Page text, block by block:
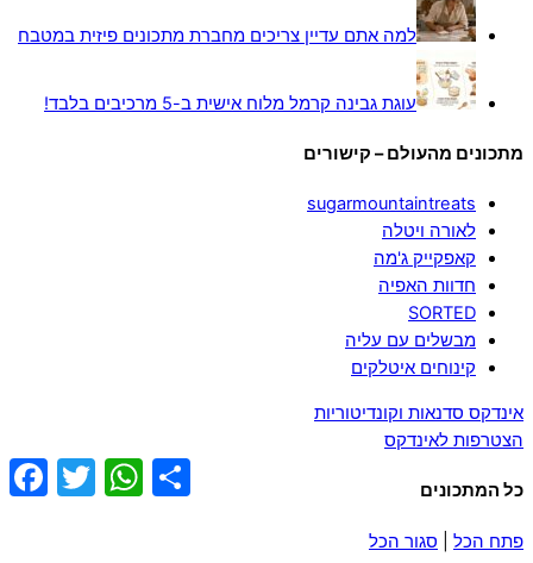
למה אתם עדיין צריכים מחברת מתכונים פיזית במטבח
עוגת גבינה קרמל מלוח אישית ב-5 מרכיבים בלבד!
מתכונים מהעולם – קישורים
sugarmountaintreats
לאורה ויטלה
קאפקייק ג'מה
חדוות האפיה
SORTED
מבשלים עם עליה
קינוחים איטלקים
אינדקס סדנאות וקונדיטוריות
הצטרפות לאינדקס
כל המתכונים
פתח הכל סגור הכל
Twitter
WhatsApp Share